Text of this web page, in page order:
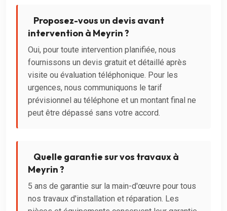
Proposez-vous un devis avant
intervention à Meyrin ?
Oui, pour toute intervention planifiée, nous
fournissons un devis gratuit et détaillé après
visite ou évaluation téléphonique. Pour les
urgences, nous communiquons le tarif
prévisionnel au téléphone et un montant final ne
peut être dépassé sans votre accord.
Quelle garantie sur vos travaux à
Meyrin ?
5 ans de garantie sur la main-d'œuvre pour tous
nos travaux d'installation et réparation. Les